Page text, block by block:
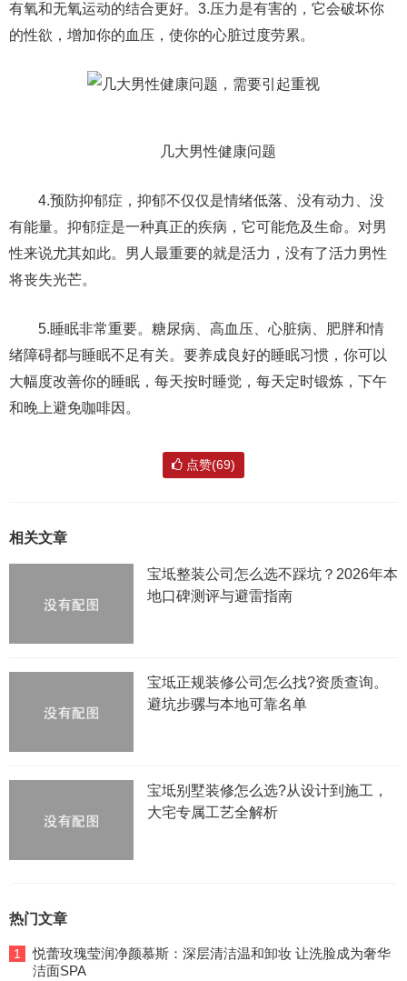
有氧和无氧运动的结合更好。3.压力是有害的，它会破坏你
的性欲，增加你的血压，使你的心脏过度劳累。
几大男性健康问题​
4.预防抑郁症，抑郁不仅仅是情绪低落、没有动力、没
有能量。抑郁症是一种真正的疾病，它可能危及生命。对男
性来说尤其如此。男人最重要的就是活力，没有了活力男性
将丧失光芒。
5.睡眠非常重要。糖尿病、高血压、心脏病、肥胖和情
绪障碍都与睡眠不足有关。要养成良好的睡眠习惯，你可以
大幅度改善你的睡眠，每天按时睡觉，每天定时锻炼，下午
和晚上避免咖啡因。
点赞(69)
相关文章
宝坻整装公司怎么选不踩坑？2026年本
地口碑测评与避雷指南
宝坻正规装修公司怎么找?资质查询。
避坑步骡与本地可靠名单
宝坻别墅装修怎么选?从设计到施工，
大宅专属工艺全解析
热门文章
1
悦蕾玫瑰莹润净颜慕斯：深层清洁温和卸妆 让洗脸成为奢华
洁面SPA